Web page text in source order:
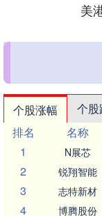
美
个股涨幅 个股
排名
名称
1
N展芯
2 锐翔智能
3 志特新材
4 博腾股份